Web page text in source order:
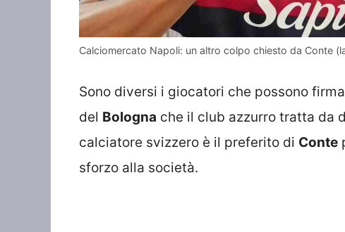
Calciomercato Napoli: un altro colpo chiesto da Conte
Sono diversi i giocatori che possono
del Bologna che il club azzurro tratta da
calciatore svizzero è il preferito di Conte
sforzo alla società.